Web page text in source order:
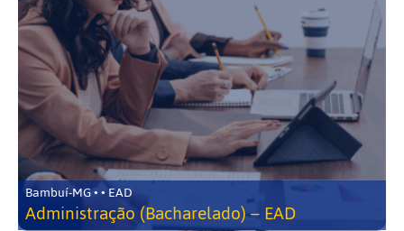
Bambuí-MG • • EAD
Administração (Bacharelado) – EAD